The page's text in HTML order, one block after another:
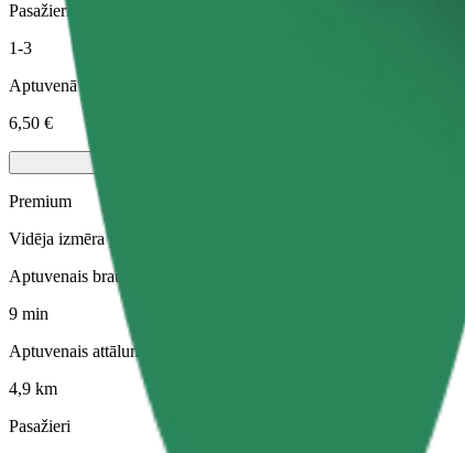
Pasažieri
1-3
Aptuvenā cena
6,50 €
Premium
Vidēja izmēra premium auto ar augstas klases aprīkojumu
Aptuvenais brauciena ilgums
9 min
Aptuvenais attālums
4,9 km
Pasažieri